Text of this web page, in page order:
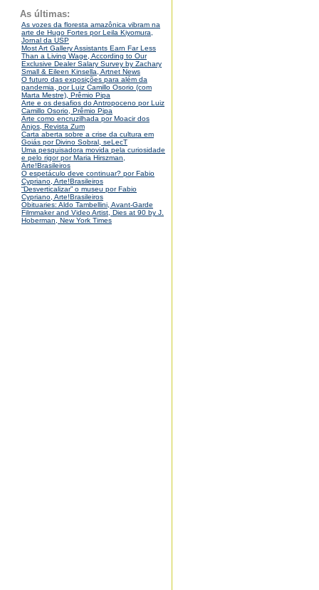
As últimas:
As vozes da floresta amazônica vibram na
arte de Hugo Fortes por Leila Kiyomura,
Jornal da USP
Most Art Gallery Assistants Earn Far Less
Than a Living Wage, According to Our
Exclusive Dealer Salary Survey by Zachary
Small & Eileen Kinsella, Artnet News
O futuro das exposições para além da
pandemia, por Luiz Camillo Osorio (com
Marta Mestre), Prêmio Pipa
Arte e os desafios do Antropoceno por Luiz
Camillo Osorio, Prêmio Pipa
Arte como encruzilhada por Moacir dos
Anjos, Revista Zum
Carta aberta sobre a crise da cultura em
Goiás por Divino Sobral, seLecT
Uma pesquisadora movida pela curiosidade
e pelo rigor por Maria Hirszman,
Arte!Brasileiros
O espetáculo deve continuar? por Fabio
Cypriano, Arte!Brasileiros
“Desverticalizar” o museu por Fabio
Cypriano, Arte!Brasileiros
Obituaries: Aldo Tambellini, Avant-Garde
Filmmaker and Video Artist, Dies at 90 by J.
Hoberman, New York Times